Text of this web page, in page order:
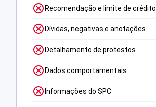
Recomendação e limite de crédito
Dívidas, negativas e anotações
Detalhamento de protestos
Dados comportamentais
Informações do SPC